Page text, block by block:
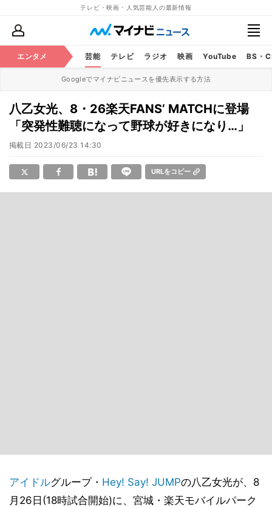
テレビ・映画・人気芸能人の最新情報
エンタメ 芸能 テレビ ラジオ 映画 YouTube BS・
Googleでマイナビニュースを優先表示する方法
八乙女光、8・26楽天FANS’ MATCHに登場
「突発性難聴になって野球が好きになり…」
掲載日 2023/06/23 14:30
URLをコピー
アイドルグループ・ Hey! Say! JUMPの八乙女光が、8
月26日(18時試合開始)に、宮城・楽天モバイルパーク